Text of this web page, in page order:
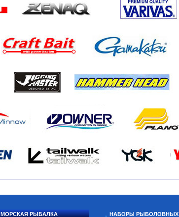
МОРСКАЯ РЫБАЛКА НАБОРЫ РЫБОЛОВНЫХ